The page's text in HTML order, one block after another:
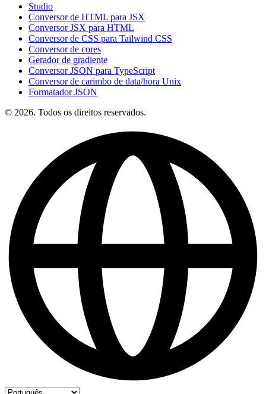
Studio
Conversor de HTML para JSX
Conversor JSX para HTML
Conversor de CSS para Tailwind CSS
Conversor de cores
Gerador de gradiente
Conversor JSON para TypeScript
Conversor de carimbo de data/hora Unix
Formatador JSON
© 2026. Todos os direitos reservados.